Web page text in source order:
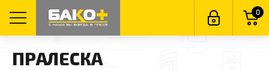
0
ПРАЛЕСКА